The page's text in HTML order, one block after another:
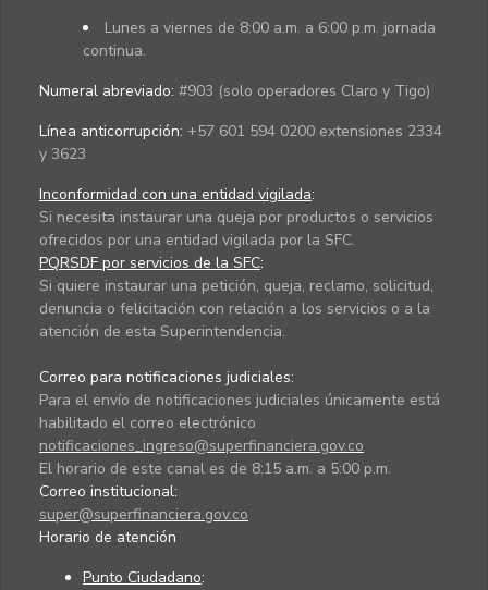
Lunes a viernes de 8:00 a.m. a 6:00 p.m. jornada
continua.
Numeral abreviado: #903 (solo operadores Claro y Tigo)
Línea anticorrupción: +57 601 594 0200 extensiones 2334
y 3623
Inconformidad con una entidad vigilada:
Si necesita instaurar una queja por productos o servicios
ofrecidos por una entidad vigilada por la SFC.
PQRSDF por servicios de la SFC:
Si quiere instaurar una petición, queja, reclamo, solicitud,
denuncia o felicitación con relación a los servicios o a la
atención de esta Superintendencia.
Correo para notificaciones judiciales:
Para el envío de notificaciones judiciales únicamente está
habilitado el correo electrónico
notificaciones_ingreso@superfinanciera.gov.co
El horario de este canal es de 8:15 a.m. a 5:00 p.m.
Correo institucional:
super@superfinanciera.gov.co
Horario de atención
Punto Ciudadano: